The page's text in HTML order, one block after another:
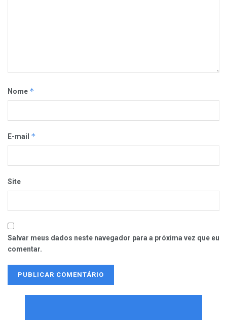
Nome *
E-mail *
Site
Salvar meus dados neste navegador para a próxima vez que eu
comentar.